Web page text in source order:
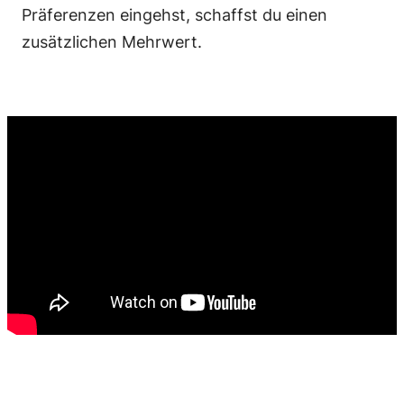
Präferenzen eingehst, schaffst du einen
zusätzlichen Mehrwert.